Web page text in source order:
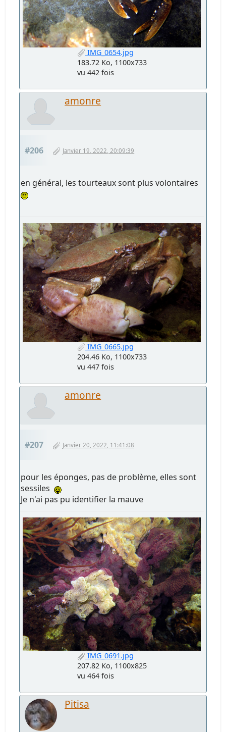
IMG_0654.jpg
183.72 Ko, 1100x733
vu 442 fois
amonre
#206 Janvier 19, 2022, 20:09:39
en général, les tourteaux sont plus volontaires
IMG_0665.jpg
204.46 Ko, 1100x733
vu 447 fois
amonre
#207 Janvier 20, 2022, 11:41:08
pour les éponges, pas de problème, elles sont
sessiles
Je n'ai pas pu identifier la mauve
IMG_0691.jpg
207.82 Ko, 1100x825
vu 464 fois
Pitisa